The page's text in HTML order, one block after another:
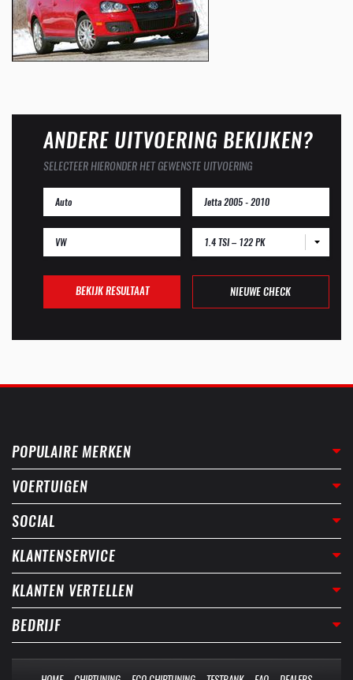
ANDERE UITVOERING BEKIJKEN?
SELECTEER HIERONDER HET GEWENSTE UITVOERING
1.4 TSI – 122 PK
BEKIJK RESULTAAT NIEUWE CHECK
POPULAIRE MERKEN
VOERTUIGEN
SOCIAL
KLANTENSERVICE
KLANTEN VERTELLEN
BEDRIJF